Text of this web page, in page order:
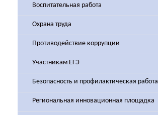
Воспитательная работа
Охрана труда
Противодействие коррупции
Участникам ЕГЭ
Безопасность и профилактическая работа
Региональная инновационная площадка